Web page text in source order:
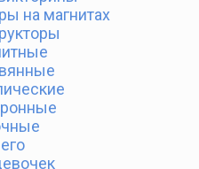
на магнитах